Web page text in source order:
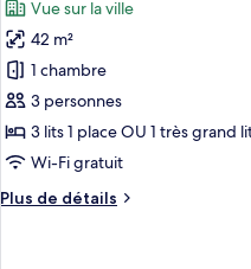
Deluxe
Double
Room
les
photos
pour
ce
type
de
chambre :
Chambre
Vue sur la ville
42 m²
1 chambre
3 personnes
3 lits 1 place OU 1 très grand
Wi-Fi gratuit
Plus de détails
Plus